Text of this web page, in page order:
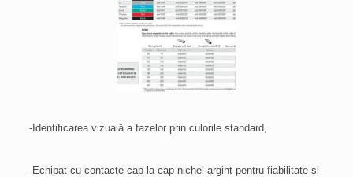
-Identificarea vizuală a fazelor prin culorile standard,
-Echipat cu contacte cap la cap nichel-argint pentru fiabilitate și